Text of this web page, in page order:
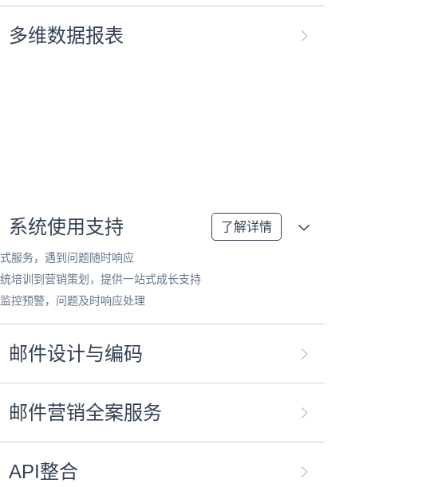
多维数据报表
系统使用支持 了解详情
服务，遇到问题随时响应
培训到营销策划，提供一站式成长支持
控预警，问题及时响应处理
邮件设计与编码
邮件营销全案服务
API整合